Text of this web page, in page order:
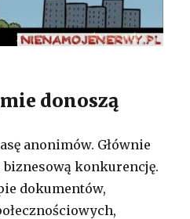
donoszą
anonimów. Głównie
biznesową konkurencję.
dokumentów,